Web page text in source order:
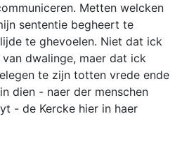
Metten welcken
sententie begheert te
te ghevoelen. Niet dat ick
dwalinge, maer dat ick
te zijn totten vrede ende
dien - naer der menschen
- de Kercke hier in haer